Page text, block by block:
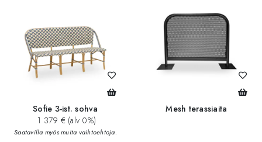
Sofie 3-ist. sohva
1 379 € (alv 0%)
Saatavilla myös muita vaihtoehtoja.
Mesh terassiaita